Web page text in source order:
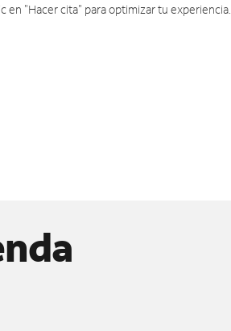
en "Hacer cita" para optimizar tu experiencia.